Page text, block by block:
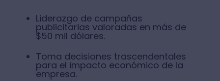
Liderazgo de campañas
publicitarias valoradas en más de
$50 mil dólares.
Toma decisiones trascendentales
para el impacto económico de la
empresa.